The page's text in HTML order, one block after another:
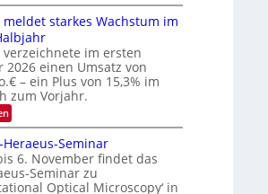
k
s
S
I
O
N
2
0
2
6
k
t
r
o
n
i
k
-
u
n
d
n
n
d
i
e
K
I
m
i
t
e
n
k
meldet starkes Wachstum im
verzeichnete im ersten
2026 einen Umsatz von
– ein Plus von 15,3% im
zum Vorjahr.
:
E
x
o
s
e
n
Heraeus-Seminar
6. November findet das
Seminar zu
Optical Microscopy‘ in